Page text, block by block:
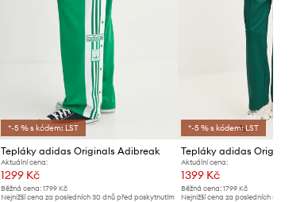
*-5 % s kódem: LST
Tepláky adidas Originals Adibreak
Aktuální cena:
1299 Kč
Běžná cena:1799 Kč
Nejnižší cena za posledních 30 dnů před poskytnutím
*-5 % s kódem: LST
Tepláky adidas Originals
Aktuální cena:
1399 Kč
Běžná cena: 1799 Kč
Nejnižší cena za posledních 30 dnů